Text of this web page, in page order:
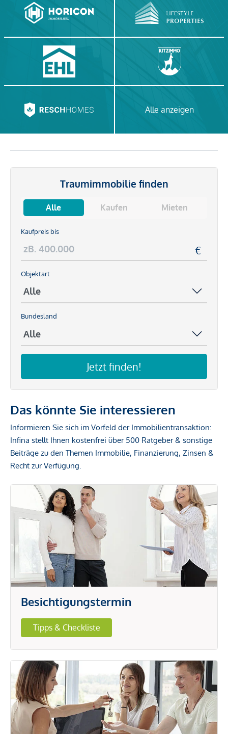
Alle anzeigen
Traumimmobilie finden
Alle Kaufen Mieten
Kaufpreis bis
Objektart
Bundesland
Jetzt finden!
Das könnte Sie interessieren
Informieren Sie sich im Vorfeld der Immobilientransaktion:
Infina stellt Ihnen kostenfrei über 500 Ratgeber & sonstige
Beiträge zu den Themen Immobilie, Finanzierung, Zinsen &
Recht zur Verfügung.
Besichtigungstermin
Tipps & Checkliste